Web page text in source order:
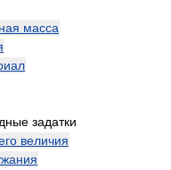
масса
задатки
величия